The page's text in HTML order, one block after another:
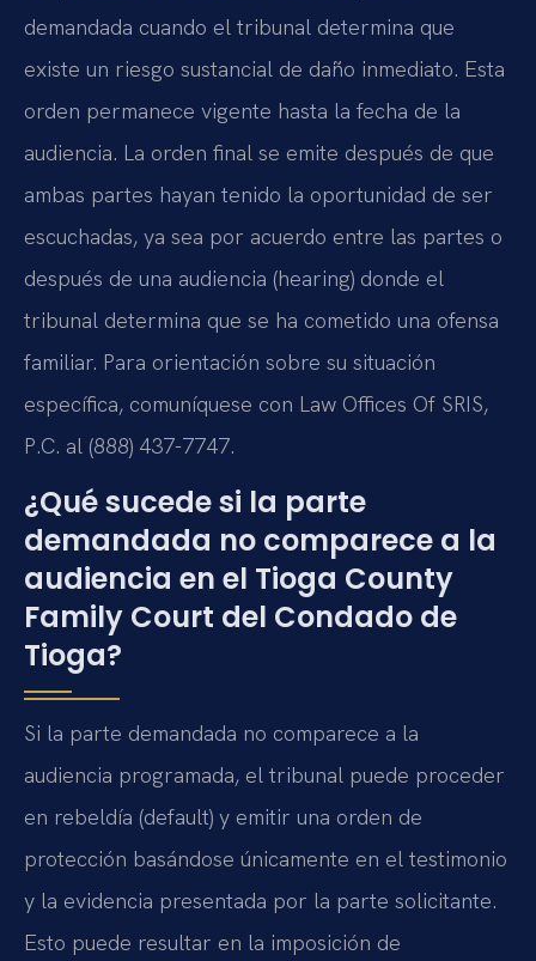
demandada cuando el tribunal determina que
existe un riesgo sustancial de daño inmediato. Esta
orden permanece vigente hasta la fecha de la
audiencia. La orden final se emite después de que
ambas partes hayan tenido la oportunidad de ser
escuchadas, ya sea por acuerdo entre las partes o
después de una audiencia (hearing) donde el
tribunal determina que se ha cometido una ofensa
familiar. Para orientación sobre su situación
específica, comuníquese con Law Offices Of SRIS,
P.C. al (888) 437-7747.
¿Qué sucede si la parte
demandada no comparece a la
audiencia en el Tioga County
Family Court del Condado de
Tioga?
Si la parte demandada no comparece a la
audiencia programada, el tribunal puede proceder
en rebeldía (default) y emitir una orden de
protección basándose únicamente en el testimonio
y la evidencia presentada por la parte solicitante.
Esto puede resultar en la imposición de